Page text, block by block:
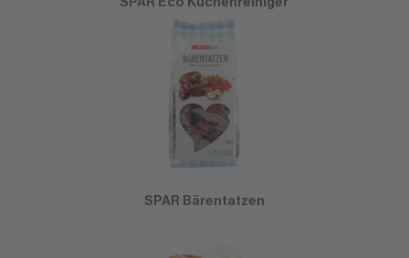
SPAR Bärentatzen